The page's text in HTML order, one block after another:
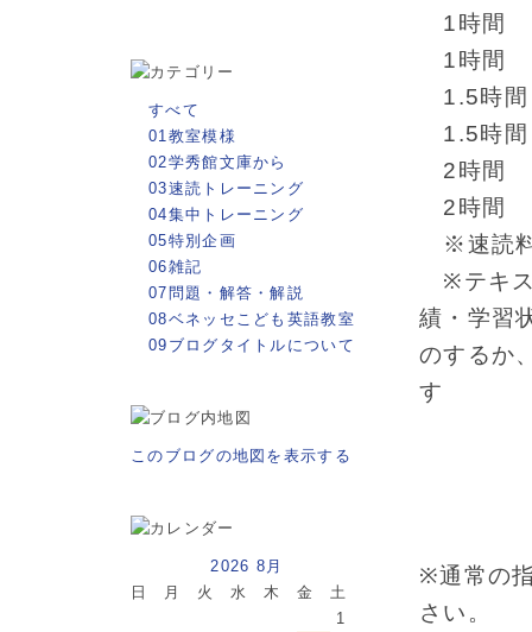
1時間
1時間
1.5時間
1.5時間
2時間
2時間
※速読
※テキス
績・学習
のするか
す
※通常の
さい。
すべて
01教室模様
02学秀館文庫から
03速読トレーニング
04集中トレーニング
05特別企画
06雑記
07問題・解答・解説
08ベネッセこども英語教室
09ブログタイトルについて
このブログの地図を表示する
2026 8月
日
月 火 水 木 金
土
1